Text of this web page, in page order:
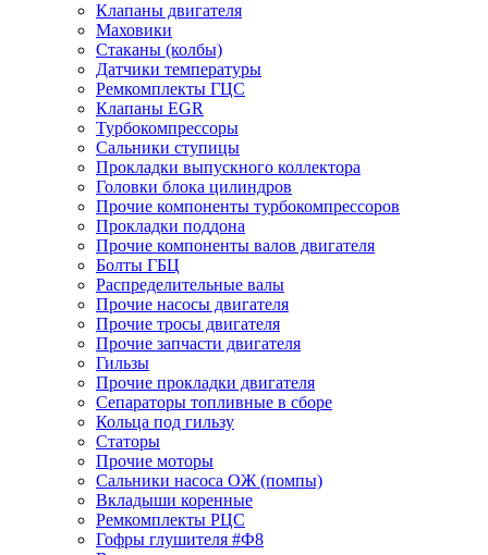
Клапаны двигателя
Маховики
Стаканы (колбы)
Датчики температуры
Ремкомплекты ГЦС
Клапаны EGR
Турбокомпрессоры
Сальники ступицы
Прокладки выпускного коллектора
Головки блока цилиндров
Прочие компоненты турбокомпрессоров
Прокладки поддона
Прочие компоненты валов двигателя
Болты ГБЦ
Распределительные валы
Прочие насосы двигателя
Прочие тросы двигателя
Прочие запчасти двигателя
Гильзы
Прочие прокладки двигателя
Сепараторы топливные в сборе
Кольца под гильзу
Статоры
Прочие моторы
Сальники насоса ОЖ (помпы)
Вкладыши коренные
Ремкомплекты РЦС
Гофры глушителя #Ф8